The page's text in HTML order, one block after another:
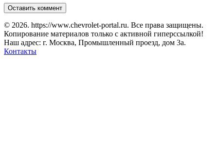
© 2026. https://www.chevrolet-portal.ru. Все права защищены.
Копирование материалов только с активной гиперссылкой!
Наш адрес: г. Москва, Промышленный проезд, дом 3а.
Контакты